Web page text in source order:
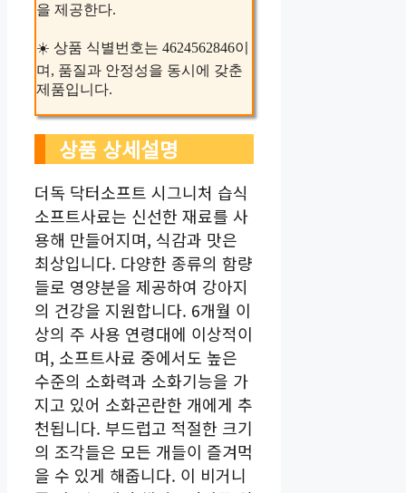
을 제공한다.
☀️ 상품 식별번호는 4624562846이
며, 품질과 안정성을 동시에 갖춘
제품입니다.
상품 상세설명
더독 닥터소프트 시그니처 습식
소프트사료는 신선한 재료를 사
용해 만들어지며, 식감과 맛은
최상입니다. 다양한 종류의 함량
들로 영양분을 제공하여 강아지
의 건강을 지원합니다. 6개월 이
상의 주 사용 연령대에 이상적이
며, 소프트사료 중에서도 높은
수준의 소화력과 소화기능을 가
지고 있어 소화곤란한 개에게 추
천됩니다. 부드럽고 적절한 크기
의 조각들은 모든 개들이 즐겨먹
을 수 있게 해줍니다. 이 비거니